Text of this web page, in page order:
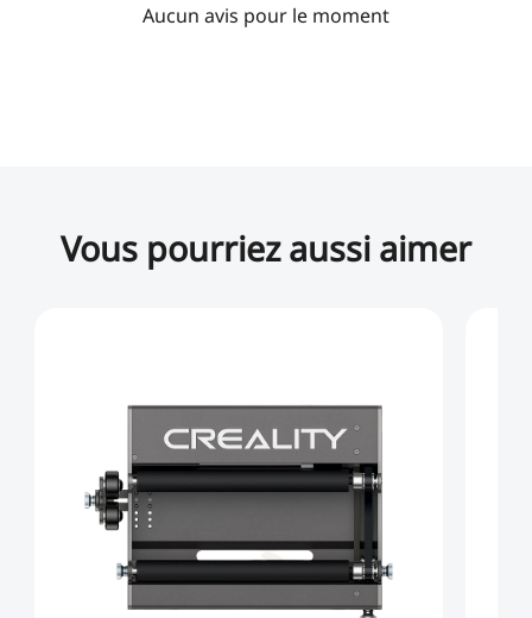
Aucun avis pour le moment
Vous pourriez aussi aimer